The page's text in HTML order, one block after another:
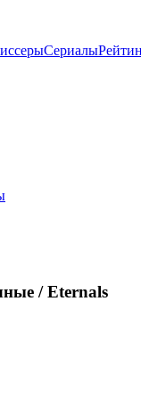
Сериалы
/ Eternals